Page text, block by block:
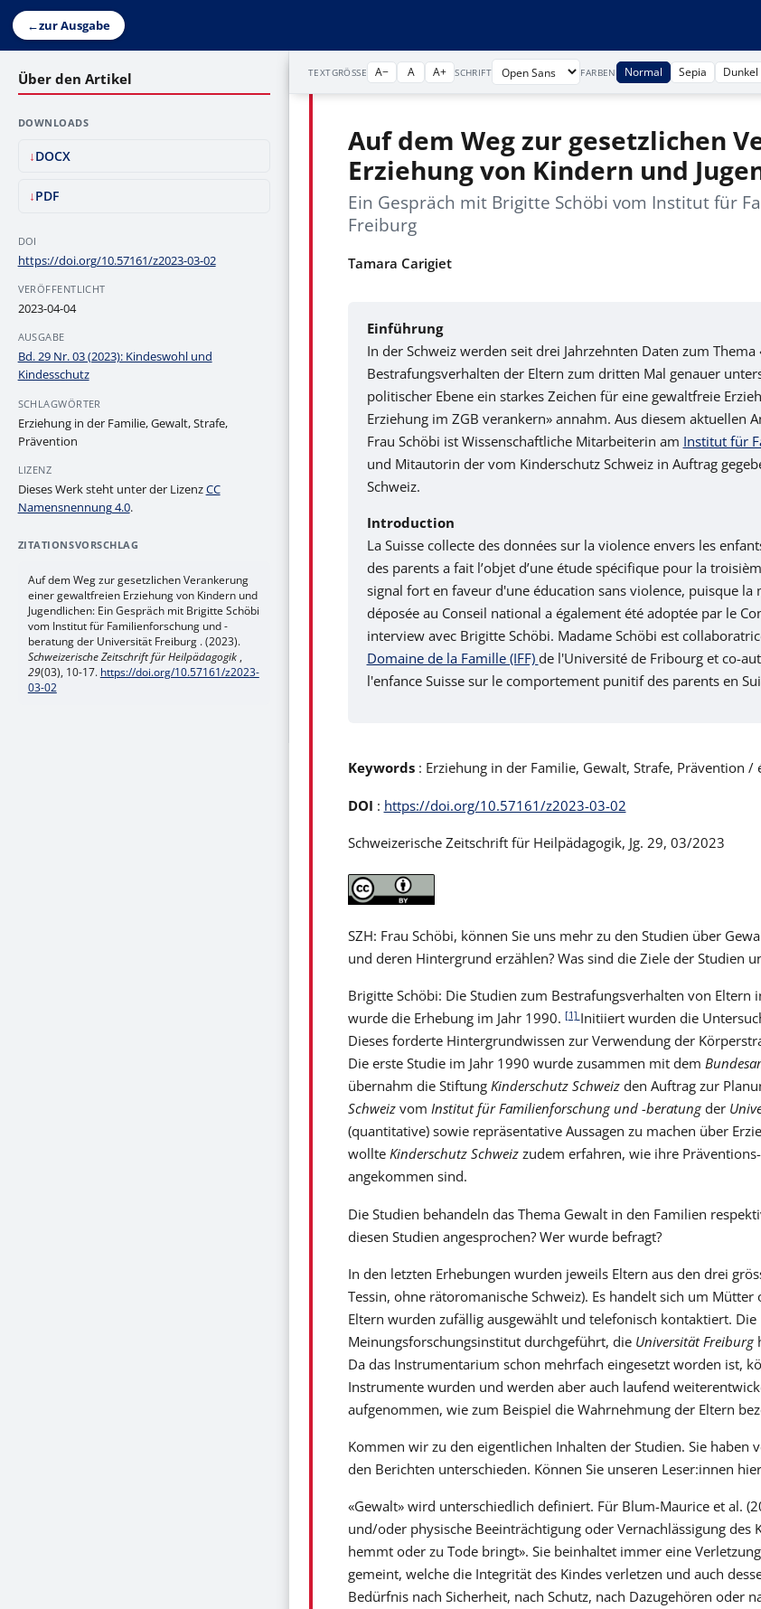
←zur Ausgabe
TEXTGRÖSSE A− A A+ SCHRIFT FARBEN Normal Sepia Dunkel
Auf dem Weg zur gesetzlichen
Erziehung von Kindern und
Ein Gespräch mit Brigitte Schöbi vom Institut für
Freiburg
Tamara Carigiet
Einführung
In der Schweiz werden seit drei Jahrzehnten Daten zum
Bestrafungsverhalten der Eltern zum dritten Mal genauer
politischer Ebene ein starkes Zeichen für eine gewaltfreie
Erziehung im ZGB verankern» annahm. Aus diesem aktuellen
Frau Schöbi ist Wissenschaftliche Mitarbeiterin am Institut für
und Mitautorin der vom Kinderschutz Schweiz in Auftrag
Schweiz.
Introduction
La Suisse collecte des données sur la violence envers les
des parents a fait l’objet d’une étude spécifique pour la
signal fort en faveur d'une éducation sans violence, puisque la
déposée au Conseil national a également été adoptée par le
interview avec Brigitte Schöbi. Madame Schöbi est
Domaine de la Famille (IFF) de l'Université de Fribourg et co-
l'enfance Suisse sur le comportement punitif des parents en
Keywords : Erziehung in der Familie, Gewalt, Strafe,
DOI : https://doi.org/10.57161/z2023-03-02
Schweizerische Zeitschrift für Heilpädagogik, Jg. 29, 03/2023
SZH: Frau Schöbi, können Sie uns mehr zu den Studien über
und deren Hintergrund erzählen? Was sind die Ziele der Studien
Brigitte Schöbi: Die Studien zum Bestrafungsverhalten von
wurde die Erhebung im Jahr 1990. [1] Initiiert wurden die
Dieses forderte Hintergrundwissen zur Verwendung der
Die erste Studie im Jahr 1990 wurde zusammen mit dem
übernahm die Stiftung Kinderschutz Schweiz den Auftrag zur
Schweiz vom Institut für Familienforschung und -beratungder
(quantitative) sowie repräsentative Aussagen zu machen über
wollte Kinderschutz Schweiz zudem erfahren, wie ihre
angekommen sind.
Die Studien behandeln das Thema Gewalt in den Familien
diesen Studien angesprochen? Wer wurde befragt?
In den letzten Erhebungen wurden jeweils Eltern aus den drei
Tessin, ohne rätoromanische Schweiz). Es handelt sich um
Eltern wurden zufällig ausgewählt und telefonisch kontaktiert.
Meinungsforschungsinstitut durchgeführt, die Universität Freiburg
Da das Instrumentarium schon mehrfach eingesetzt worden ist,
Instrumente wurden und werden aber auch laufend
aufgenommen, wie zum Beispiel die Wahrnehmung der Eltern
Kommen wir zu den eigentlichen Inhalten der Studien. Sie
den Berichten unterschieden. Können Sie unseren Leser:innen
«Gewalt» wird unterschiedlich definiert. Für Blum-Maurice et al.
und/oder physische Beeinträchtigung oder Vernachlässigung
hemmt oder zu Tode bringt». Sie beinhaltet immer eine
gemeint, welche die Integrität des Kindes verletzen und auch
Bedürfnis nach Sicherheit, nach Schutz, nach Dazugehören
Über den Artikel
DOWNLOADS
DOCX
PDF
DOI
https://doi.org/10.57161/z2023-03-02
VERÖFFENTLICHT
2023-04-04
AUSGABE
Bd. 29 Nr. 03 (2023): Kindeswohl und
Kindesschutz
SCHLAGWÖRTER
Erziehung in der Familie, Gewalt, Strafe,
Prävention
LIZENZ
Dieses Werk steht unter der LizenzCC
Namensnennung 4.0.
ZITATIONSVORSCHLAG
Auf dem Weg zur gesetzlichen Verankerung
einer gewaltfreien Erziehung von Kindern und
Jugendlichen: Ein Gespräch mit Brigitte Schöbi
vom Institut für Familienforschung und -
beratung der Universität Freiburg . (2023).
Schweizerische Zeitschrift für Heilpädagogik
29(03), 10-17. https://doi.org/10.57161/z2023-
03-02